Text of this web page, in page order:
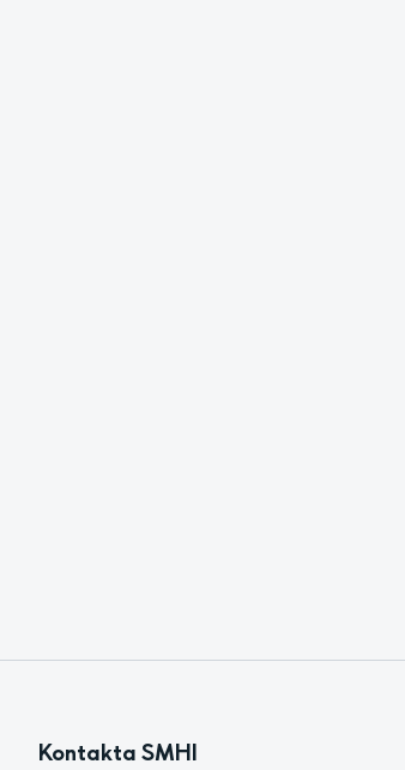
Kontakta SMHI